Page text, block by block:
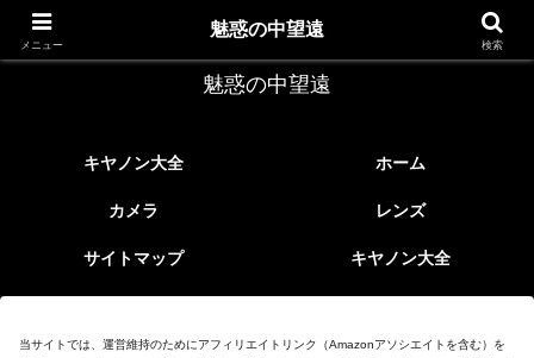
レトロなEFレンズ
魅惑の中望遠
キヤノン大全 ホーム
カメラ レンズ
サイトマップ キヤノン大全
当サイトでは、運営維持のためにアフィリエイトリンク（Amazonアソシエイトを含む）を
メニュー
魅惑の中望遠
検索